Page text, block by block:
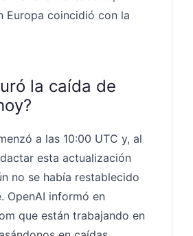
Europa coincidió con la
la caída de
a las 10:00 UTC y, al
esta actualización
no se había restablecido
OpenAI informó en
que están trabajando en